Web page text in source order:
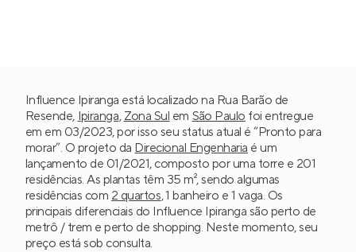
Influence Ipiranga está localizado na Rua Barão de
Resende, Ipiranga, Zona Sul em São Paulo foi entregue
em em 03/2023, por isso seu status atual é “Pronto para
morar”. O projeto da Direcional Engenharia é um
lançamento de 01/2021, composto por uma torre e 201
residências. As plantas têm 35 m², sendo algumas
residências com 2 quartos, 1 banheiro e 1 vaga. Os
principais diferenciais do Influence Ipiranga são perto de
metrô / trem e perto de shopping. Neste momento, seu
preço está sob consulta.